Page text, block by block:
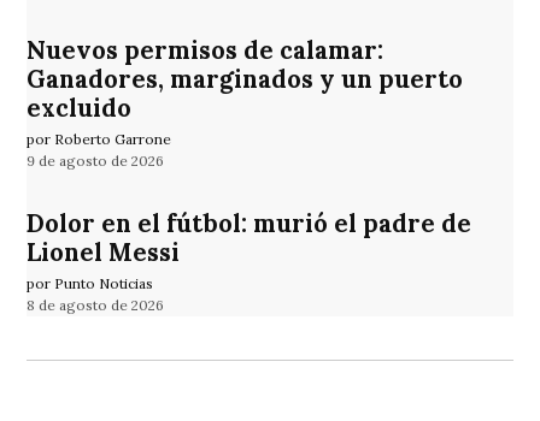
Nuevos permisos de calamar:
Ganadores, marginados y un puerto
excluido
por Roberto Garrone
9 de agosto de 2026
Dolor en el fútbol: murió el padre de
Lionel Messi
por Punto Noticias
8 de agosto de 2026